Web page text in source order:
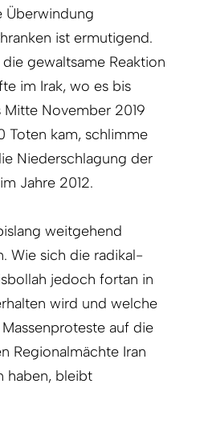
Überwindung
ist ermutigend.
gewaltsame Reaktion
im Irak, wo es bis
Mitte November 2019
Toten kam, schlimme
Niederschlagung der
Jahre 2012.
weitgehend
Wie sich die radikal-
jedoch fortan in
wird und welche
auf die
Regionalmächte Iran
haben, bleibt